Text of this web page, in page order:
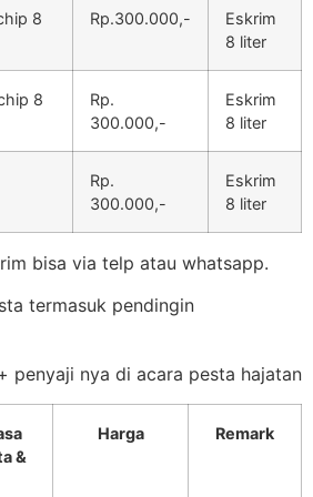
8
Rp.300.000,-
Eskrim
8 liter
8
Rp.
300.000,-
Eskrim
8 liter
Rp.
300.000,-
Eskrim
8 liter
bisa via telp atau whatsapp.
penyaji nya di acara pesta hajatan
&
Harga Remark